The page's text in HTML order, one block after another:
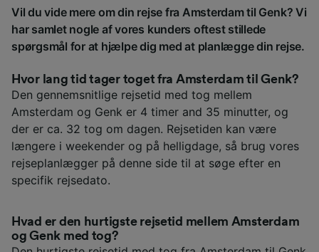
Vil du vide mere om din rejse fra Amsterdam til Genk? Vi
har samlet nogle af vores kunders oftest stillede
spørgsmål for at hjælpe dig med at planlægge din rejse.
Hvor lang tid tager toget fra Amsterdam til Genk?
Den gennemsnitlige rejsetid med tog mellem
Amsterdam og Genk er 4 timer and 35 minutter, og
der er ca. 32 tog om dagen. Rejsetiden kan være
længere i weekender og på helligdage, så brug vores
rejseplanlægger på denne side til at søge efter en
specifik rejsedato.
Hvad er den hurtigste rejsetid mellem Amsterdam
og Genk med tog?